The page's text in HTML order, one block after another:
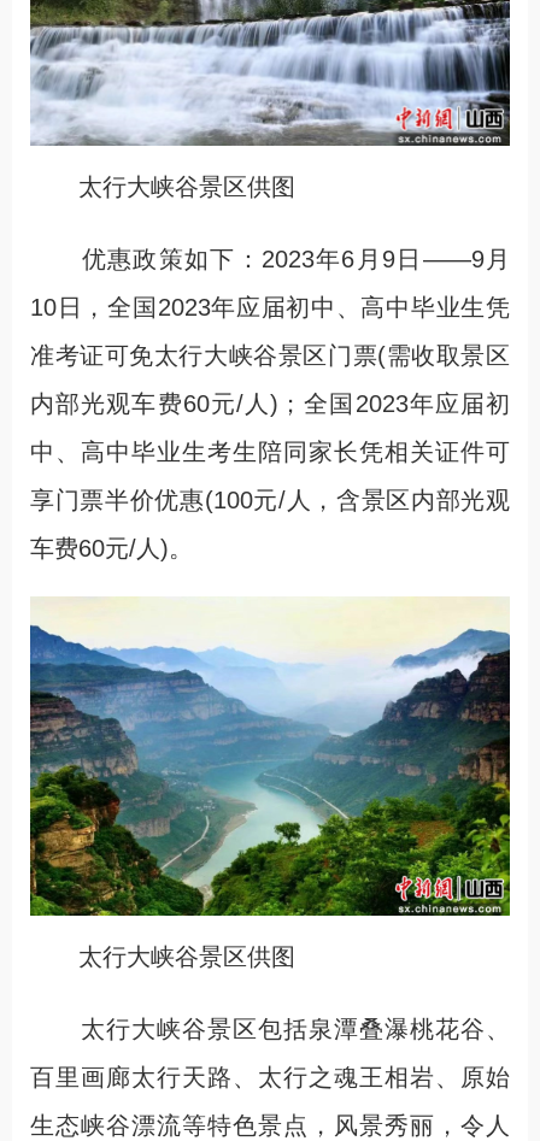
太行大峡谷景区供图
优惠政策如下：2023年6月9日——9月
10日，全国2023年应届初中、高中毕业生凭
准考证可免太行大峡谷景区门票(需收取景区
内部光观车费60元/人)；全国2023年应届初
中、高中毕业生考生陪同家长凭相关证件可
享门票半价优惠(100元/人，含景区内部光观
车费60元/人)。
太行大峡谷景区供图
太行大峡谷景区包括泉潭叠瀑桃花谷、
百里画廊太行天路、太行之魂王相岩、原始
生态峡谷漂流等特色景点，风景秀丽，令人